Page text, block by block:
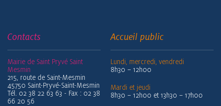
Contacts
Mairie de Saint Pryvé Saint
Mesmin
215, route de Saint-Mesmin
45750 Saint-Pryvé-Saint-Mesmin
Tél. 02 38 22 63 63 - Fax : 02 38
66 20 56
Accueil public
Lundi, mercredi, vendredi
8h30 – 12h00
Mardi et jeudi
8h30 – 12h00 et 13h30 – 17h00